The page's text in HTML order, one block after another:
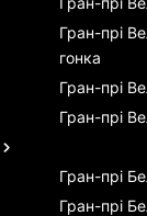
Гран-прі
гонка
Гран-прі
Гран-прі
Гран-прі
Гран-прі